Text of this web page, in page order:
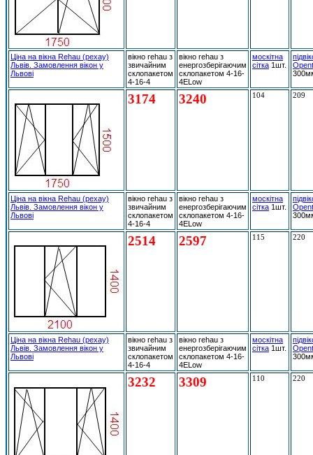
Ціна на вікна Rehau (рехау)
Львів. Замовлення вікон у
Львові
вікно rehau з
звичайним
склопакетом
4-16-4
вікно rehau з
енергозберігаючим
склопакетом 4-16-
4ELow
москітна
сітка 1шт.
3174 3240 104 209
Ціна на вікна Rehau (рехау)
Львів. Замовлення вікон у
Львові
вікно rehau з
звичайним
склопакетом
4-16-4
вікно rehau з
енергозберігаючим
склопакетом 4-16-
4ELow
москітна
сітка 1шт.
2514 2597 115 220
Ціна на вікна Rehau (рехау)
Львів. Замовлення вікон у
Львові
вікно rehau з
звичайним
склопакетом
4-16-4
вікно rehau з
енергозберігаючим
склопакетом 4-16-
4ELow
москітна
сітка 1шт.
3232 3309 110 220